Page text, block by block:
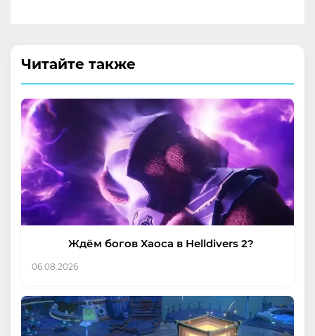
Читайте также
Ждём богов Хаоса в Helldivers 2?
06.08.2026